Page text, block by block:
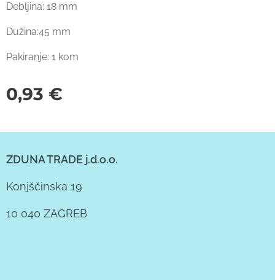
Debljina: 18 mm
Dužina:45 mm
Pakiranje: 1 kom
0,93 €
ZDUNA TRADE j.d.o.o.
Konjščinska 19
10 040 ZAGREB